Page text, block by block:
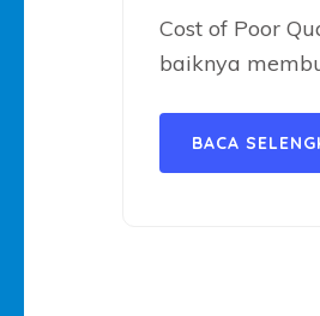
Cost of Poor
baiknya
BACA